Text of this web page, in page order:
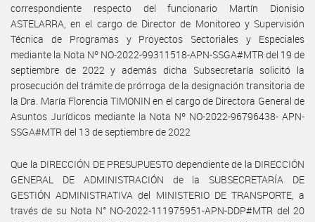
correspondiente respecto del funcionario Martín Dionisio
ASTELARRA, en el cargo de Director de Monitoreo y Supervisión
Técnica de Programas y Proyectos Sectoriales y Especiales
mediante la Nota Nº NO-2022-99311518-APN-SSGA#MTR del 19 de
septiembre de 2022 y además dicha Subsecretaría solicitó la
prosecución del trámite de prórroga de la designación transitoria de
la Dra. María Florencia TIMONIN en el cargo de Directora General de
Asuntos Jurídicos mediante la Nota Nº NO-2022-96796438- APN-
SSGA#MTR del 13 de septiembre de 2022
Que la DIRECCIÓN DE PRESUPUESTO dependiente de la DIRECCIÓN
GENERAL DE ADMINISTRACIÓN de la SUBSECRETARÍA DE
GESTIÓN ADMINISTRATIVA del MINISTERIO DE TRANSPORTE, a
través de su Nota N° NO-2022-111975951-APN-DDP#MTR del 20